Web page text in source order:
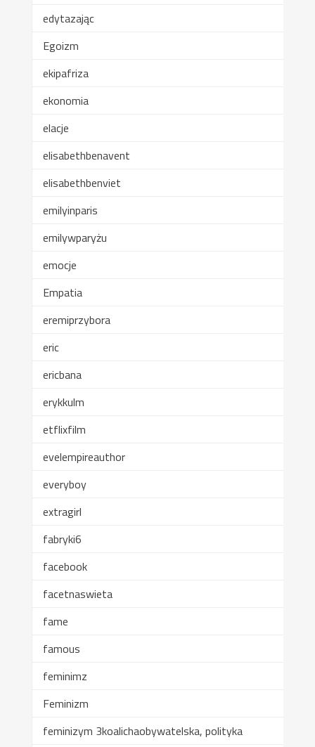
edytazając
Egoizm
ekipafriza
ekonomia
elacje
elisabethbenavent
elisabethbenviet
emilyinparis
emilywparyżu
emocje
Empatia
eremiprzybora
eric
ericbana
erykkulm
etflixfilm
evelempireauthor
everyboy
extragirl
fabryki6
facebook
facetnaswieta
fame
famous
feminimz
Feminizm
feminizym 3koalichaobywatelska, polityka